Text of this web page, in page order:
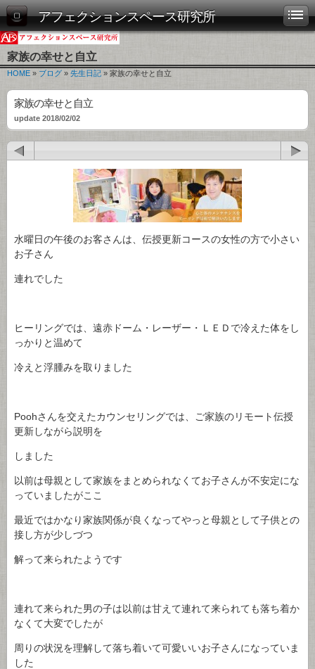
アフェクションスペース研究所
家族の幸せと自立
HOME » ブログ » 先生日記 » 家族の幸せと自立
家族の幸せと自立
update 2018/02/02
水曜日の午後のお客さんは、伝授更新コースの女性の方で小さい
お子さん
連れでした
ヒーリングでは、遠赤ドーム・レーザー・ＬＥＤで冷えた体をし
っかりと温めて
冷えと浮腫みを取りました
Poohさんを交えたカウンセリングでは、ご家族のリモート伝授
更新しながら説明を
しました
以前は母親として家族をまとめられなくてお子さんが不安定にな
っていましたがここ
最近ではかなり家族関係が良くなってやっと母親として子供との
接し方が少しづつ
解って来られたようです
連れて来られた男の子は以前は甘えて連れて来られても落ち着か
なくて大変でしたが
周りの状況を理解して落ち着いて可愛いいお子さんになっていま
した